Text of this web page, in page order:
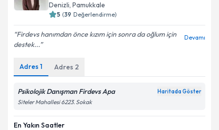
Denizli, Pamukkale
5 (39 Değerlendirme)
Firdevs hanımdan önce kızım için sonra da oğlum için
destek...
Devamı
Adres 1 Adres 2
Psikolojik Danışman Firdevs Apa Haritada Göster
Siteler Mahallesi 6223. Sokak
En Yakın Saatler